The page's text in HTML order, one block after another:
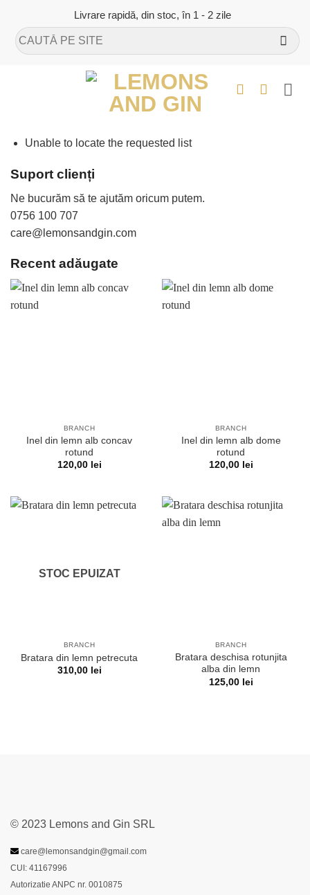
content
Livrare rapidă, din stoc, în 1 - 2 zile
Caută
după:
Unable to locate the requested list
Suport clienți
Ne bucurăm să te ajutăm oricum putem.
0756 100 707
care@lemonsandgin.com
Recent adăugate
BRANCH
Inel din lemn alb concav
rotund
120,00 lei
BRANCH
Inel din lemn alb dome
rotund
120,00 lei
STOC EPUIZAT
BRANCH
Bratara din lemn petrecuta
310,00 lei
BRANCH
Bratara deschisa rotunjita
alba din lemn
125,00 lei
© 2023 Lemons and Gin SRL
care@lemonsandgin@gmail.com
CUI: 41167996
Autorizatie ANPC nr. 0010875